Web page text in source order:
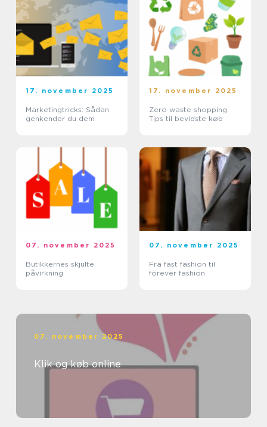
17. november 2025
Marketingtricks: Sådan
genkender du dem
17. november 2025
Zero waste shopping:
Tips til bevidste køb
07. november 2025
Butikkernes skjulte
påvirkning
07. november 2025
Fra fast fashion til
forever fashion
07. november 2025
Klik og køb online